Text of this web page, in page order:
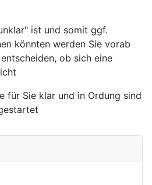
ist und somit ggf.
könnten werden Sie vorab
ob sich eine
für Sie klar und in Ordung sind